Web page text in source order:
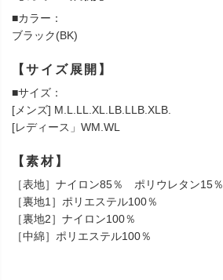
■カラー：
ブラック(BK)
【サイズ展開】
■サイズ：
[メンズ] M.L.LL.XL.LB.LLB.XLB.
[レディース」WM.WL
【素材】
［表地］ナイロン85％ ポリウレタン15％
［裏地1］ポリエステル100％
［裏地2］ナイロン100％
［中綿］ポリエステル100％